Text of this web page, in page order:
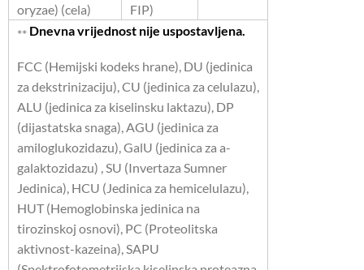
oryzae) (cela)
FIP)
** Dnevna vrijednost nije uspostavljena.
FCC (Hemijski kodeks hrane), DU (jedinica
za dekstrinizaciju), CU (jedinica za celulazu),
ALU (jedinica za kiselinsku laktazu), DP
(dijastatska snaga), AGU (jedinica za
amiloglukozidazu), GalU (jedinica za a-
galaktozidazu) , SU (Invertaza Sumner
Jedinica), HCU (Jedinica za hemicelulazu),
HUT (Hemoglobinska jedinica na
tirozinskoj osnovi), PC (Proteolitska
aktivnost-kazeina), SAPU